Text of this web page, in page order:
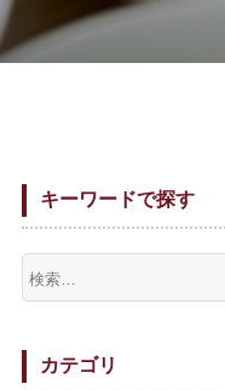
キーワードで探す
カテゴリ